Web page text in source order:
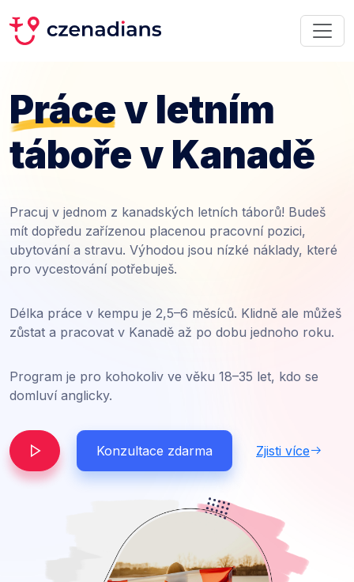
Prácev letním
táboře v Kanadě
Pracuj v jednom z kanadských letních táborů! Budeš
mít dopředu zařízenou placenou pracovní pozici,
ubytování a stravu. Výhodou jsou nízké náklady, které
pro vycestování potřebuješ.
Délka práce v kempu je 2,5–6 měsíců. Klidně ale můžeš
zůstat a pracovat v Kanadě až po dobu jednoho roku.
Program je pro kohokoliv ve věku 18–35 let, kdo se
domluví anglicky.
Konzultace zdarma Zjisti více